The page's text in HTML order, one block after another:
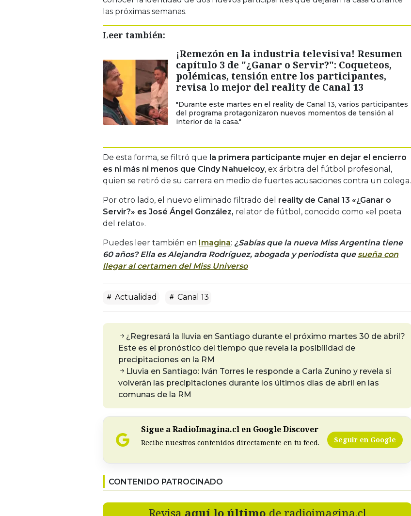
las próximas semanas.
Leer también:
¡Remezón en la industria televisiva! Resumen
capítulo 3 de "¿Ganar o Servir?": Coqueteos,
polémicas, tensión entre los participantes,
revisa lo mejor del reality de Canal 13
"Durante este martes en el reality de Canal 13, varios participantes
del programa protagonizaron nuevos momentos de tensión al
interior de la casa."
De esta forma, se filtró que la primera participante mujer en dejar el encierro
es ni más ni menos que Cindy Nahuelcoy, ex árbitra del fútbol profesional,
quien se retiró de su carrera en medio de fuertes acusaciones contra un colega.
Por otro lado, el nuevo eliminado filtrado del reality de Canal 13 «¿Ganar o
Servir?» es José Ángel González, relator de fútbol, conocido como «el poeta
del relato».
Puedes leer también en Imagina: ¿Sabías que la nueva Miss Argentina tiene
60 años? Ella es Alejandra Rodríguez, abogada y periodista que sueña con
llegar al certamen del Miss Universo
Actualidad Canal 13
¿Regresará la lluvia en Santiago durante el próximo martes 30 de abril?
Este es el pronóstico del tiempo que revela la posibilidad de
precipitaciones en la RM
Lluvia en Santiago: Iván Torres le responde a Carla Zunino y revela si
volverán las precipitaciones durante los últimos días de abril en las
comunas de la RM
Sigue a RadioImagina.cl en Google Discover
Recibe nuestros contenidos directamente en tu feed. Seguir en Google
CONTENIDO PATROCINADO
Revisa aquí lo último de radioimagina.cl